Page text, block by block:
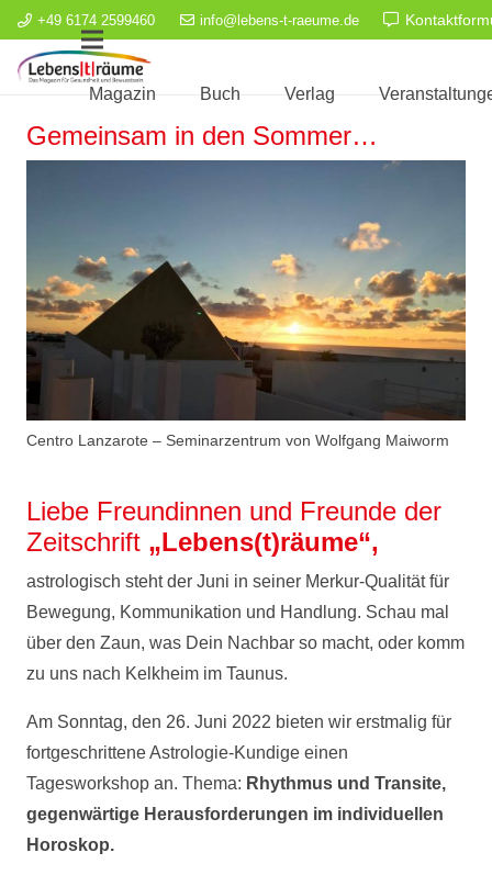
+49 6174 2599460 info@lebens-t-raeume.de
Magazin Buch Verlag
Gemeinsam in den Sommer…
Centro Lanzarote – Seminarzentrum von Wolfgang Maiworm
Liebe Freundinnen und Freunde der
Zeitschrift „Lebens(t)räume“,
astrologisch steht der Juni in seiner Merkur-Qualität für
Bewegung, Kommunikation und Handlung. Schau mal
über den Zaun, was Dein Nachbar so macht, oder komm
zu uns nach Kelkheim im Taunus.
Am Sonntag, den 26. Juni 2022 bieten wir erstmalig für
fortgeschrittene Astrologie-Kundige einen
Tagesworkshop an. Thema: Rhythmus und Transite,
gegenwärtige Herausforderungen im individuellen
Horoskop.